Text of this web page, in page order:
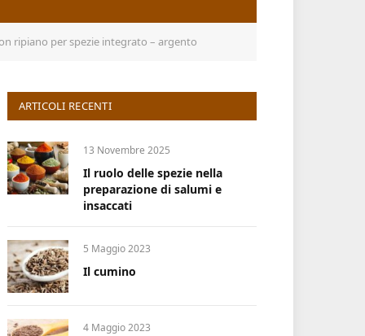
ripiano per spezie integrato – argento
ARTICOLI RECENTI
13 Novembre 2025
Il ruolo delle spezie nella
preparazione di salumi e
insaccati
5 Maggio 2023
Il cumino
4 Maggio 2023